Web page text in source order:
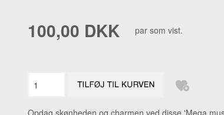
PÅSKEPYNT
RAV HALSKÆDE
100,00 DKK par som vist.
Opdag skønheden og charmen ved disse 'Mega